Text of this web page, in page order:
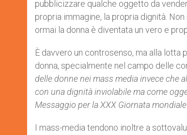
pubblicizzare qualche oggetto da
propria immagine, la propria dignità.
ormai la donna è diventata un vero e
È davvero un controsenso, ma alla lotta
donna, specialmente nel campo delle
delle donne nei mass media invece che
con una dignità inviolabile ma come
Messaggio per la XXX Giornata
I mass-media tendono inoltre a